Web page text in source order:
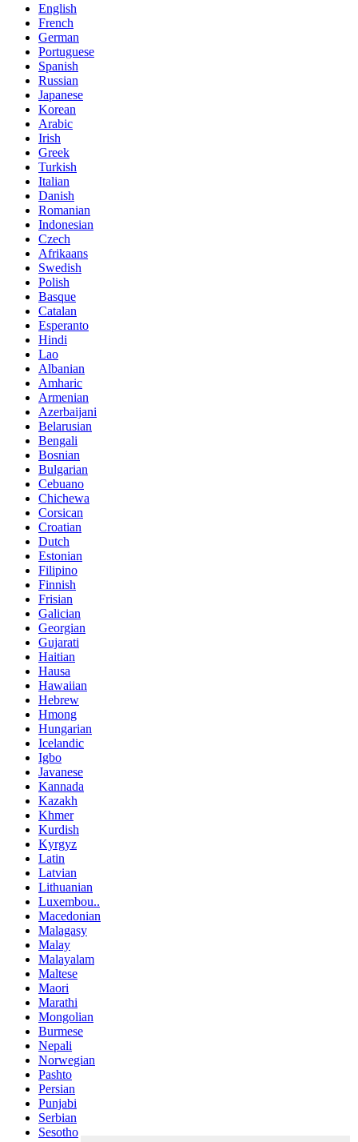
English
French
German
Portuguese
Spanish
Russian
Japanese
Korean
Arabic
Irish
Greek
Turkish
Italian
Danish
Romanian
Indonesian
Czech
Afrikaans
Swedish
Polish
Basque
Catalan
Esperanto
Hindi
Lao
Albanian
Amharic
Armenian
Azerbaijani
Belarusian
Bengali
Bosnian
Bulgarian
Cebuano
Chichewa
Corsican
Croatian
Dutch
Estonian
Filipino
Finnish
Frisian
Galician
Georgian
Gujarati
Haitian
Hausa
Hawaiian
Hebrew
Hmong
Hungarian
Icelandic
Igbo
Javanese
Kannada
Kazakh
Khmer
Kurdish
Kyrgyz
Latin
Latvian
Lithuanian
Luxembou..
Macedonian
Malagasy
Malay
Malayalam
Maltese
Maori
Marathi
Mongolian
Burmese
Nepali
Norwegian
Pashto
Persian
Punjabi
Serbian
Sesotho